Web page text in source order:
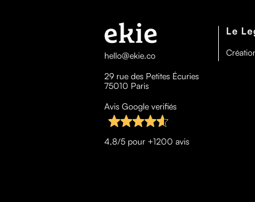
hello@ekie.co
29 rue des Petites Écuries
75010 Paris
Avis Google verifiés
4,8/5 pour +1200 avis
Le